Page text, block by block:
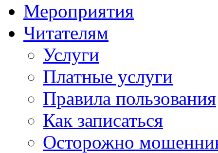
Мероприятия
Читателям
Услуги
Платные услуги
Правила пользования
Как записаться
Осторожно